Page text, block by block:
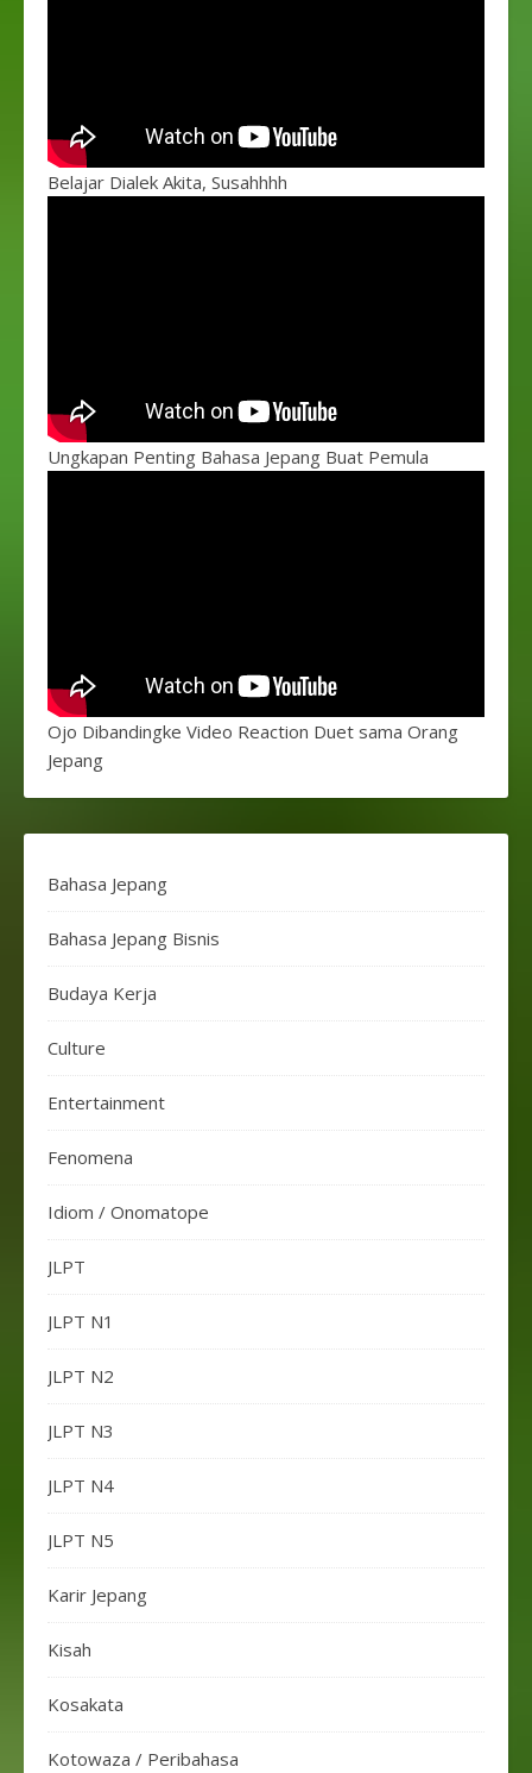
Belajar Dialek Akita, Susahhhh
Ungkapan Penting Bahasa Jepang Buat Pemula
Ojo Dibandingke Video Reaction Duet sama Orang
Jepang
Bahasa Jepang
Bahasa Jepang Bisnis
Budaya Kerja
Culture
Entertainment
Fenomena
Idiom / Onomatope
JLPT
JLPT N1
JLPT N2
JLPT N3
JLPT N4
JLPT N5
Karir Jepang
Kisah
Kosakata
Kotowaza / Peribahasa